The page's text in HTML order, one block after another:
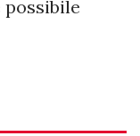
possibile